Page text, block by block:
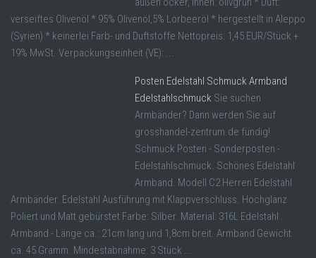
verseiftes Olivenöl * 95% Olivenöl,5% Lorbeeröl * hergestellt in Aleppo
(Syrien) * keinerlei Farb- und Duftstoffe Nettopreis: 1,45 EUR/Stück +
19% MwSt. Verpackungseinheit (VE): ...
Posten Edelstahl Schmuck Armband
Edelstahlschmuck Sie suchen
Armbänder? Dann werden Sie auf
grosshandel-zentrum.de fündig!
Schmuck Posten - Sonderposten -
Edelstahlschmuck. Schönes Edelstahl
Armband. Modell C2 Herren Edelstahl
Armbänder. Edelstahl Ausführung mit Klappverschluss. Hochglanz
Poliert und Matt gebürstet Farbe: Silber. Material: 316L Edelstahl .
Armband - Länge ca.: 21cm lang und 1,8cm breit. Armband Gewicht
ca. 45 Gramm. Mindestabnahme: 3 Stück ...